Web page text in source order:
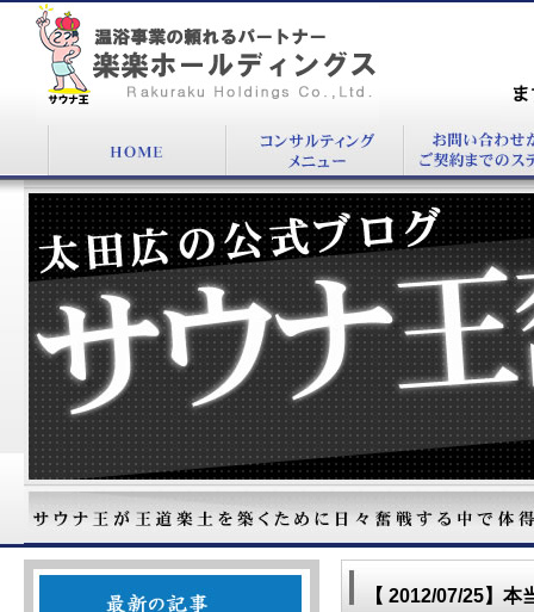
『本当に効果が出るベンチ・マークの方法』：
温浴施設コンサルタント太田 広公式BLOG
00
太田広の公式ブログ：サウナ王奮戦記！
【 2012/07/25】